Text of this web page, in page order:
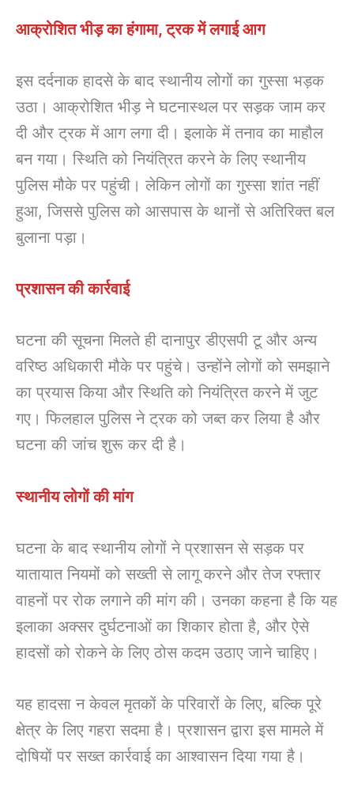
आक्रोशित भीड़ का हंगामा, ट्रक में लगाई आग
इस दर्दनाक हादसे के बाद स्थानीय लोगों का गुस्सा भड़क
उठा। आक्रोशित भीड़ ने घटनास्थल पर सड़क जाम कर
दी और ट्रक में आग लगा दी। इलाके में तनाव का माहौल
बन गया। स्थिति को नियंत्रित करने के लिए स्थानीय
पुलिस मौके पर पहुंची। लेकिन लोगों का गुस्सा शांत नहीं
हुआ, जिससे पुलिस को आसपास के थानों से अतिरिक्त बल
बुलाना पड़ा।
प्रशासन की कार्रवाई
घटना की सूचना मिलते ही दानापुर डीएसपी टू और अन्य
वरिष्ठ अधिकारी मौके पर पहुंचे। उन्होंने लोगों को समझाने
का प्रयास किया और स्थिति को नियंत्रित करने में जुट
गए। फिलहाल पुलिस ने ट्रक को जब्त कर लिया है और
घटना की जांच शुरू कर दी है।
स्थानीय लोगों की मांग
घटना के बाद स्थानीय लोगों ने प्रशासन से सड़क पर
यातायात नियमों को सख्ती से लागू करने और तेज रफ्तार
वाहनों पर रोक लगाने की मांग की। उनका कहना है कि यह
इलाका अक्सर दुर्घटनाओं का शिकार होता है, और ऐसे
हादसों को रोकने के लिए ठोस कदम उठाए जाने चाहिए।
यह हादसा न केवल मृतकों के परिवारों के लिए, बल्कि पूरे
क्षेत्र के लिए गहरा सदमा है। प्रशासन द्वारा इस मामले में
दोषियों पर सख्त कार्रवाई का आश्वासन दिया गया है।